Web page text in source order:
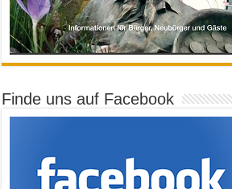
Finde uns auf Facebook